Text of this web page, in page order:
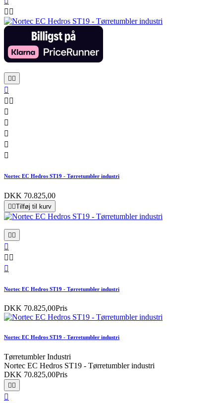
 


 





Nortec EC Hedros ST19 - Tørretumbler industri
DKK 70.825,00
Tilføj til kurv


 

Nortec EC Hedros ST19 - Tørretumbler industri
DKK 70.825,00Pris
Nortec EC Hedros ST19 - Tørretumbler industri
Tørretumbler Industri
Nortec EC Hedros ST19 - Tørretumbler industri
DKK 70.825,00Pris
 
